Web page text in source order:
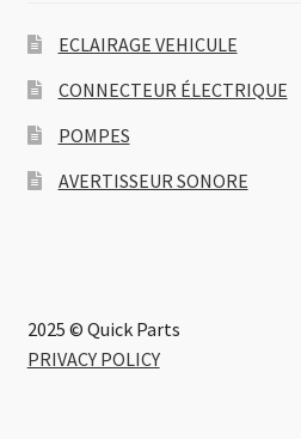
ECLAIRAGE VEHICULE
CONNECTEUR ÉLECTRIQUE
POMPES
AVERTISSEUR SONORE
2025 © Quick Parts
PRIVACY POLICY